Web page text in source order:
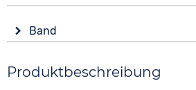
10 bar
Form
Rund
Glas
Analog
Schwarz
Band
Glattleder
Produktbeschreibung